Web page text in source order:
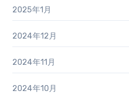
2025年1月
2024年12月
2024年11月
2024年10月